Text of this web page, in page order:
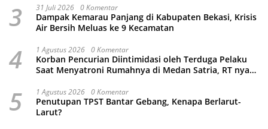
3 31 Juli 2026 0 Komentar
Dampak Kemarau Panjang di Kabupaten Bekasi, Krisis
Air Bersih Meluas ke 9 Kecamatan
4 1 Agustus 2026 0 Komentar
Korban Pencurian Diintimidasi oleh Terduga Pelaku
Saat Menyatroni Rumahnya di Medan Satria, RT nya
5 1 Agustus 2026 0 Komentar
Penutupan TPST Bantar Gebang, Kenapa Berlarut-
Larut?